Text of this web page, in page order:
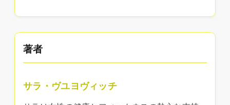
著者
サラ・ヴユヨヴィッチ